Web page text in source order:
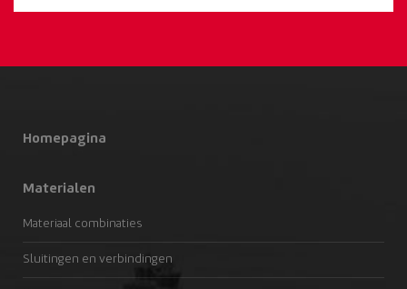
Homepagina
Materialen
Materiaal combinaties
Sluitingen en verbindingen